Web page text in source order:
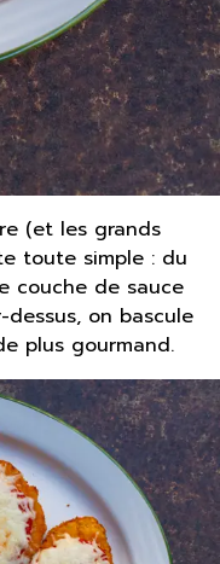
(et les grands
toute simple : du
couche de sauce
on bascule
plus gourmand.